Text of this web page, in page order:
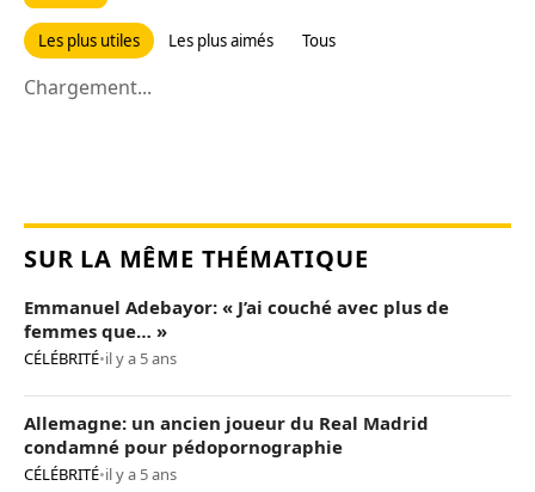
Les plus utiles Les plus aimés Tous
Chargement...
SUR LA MÊME THÉMATIQUE
Emmanuel Adebayor: « J’ai couché avec plus de
femmes que… »
CÉLÉBRITÉ•il y a 5 ans
Allemagne: un ancien joueur du Real Madrid
condamné pour pédopornographie
CÉLÉBRITÉ•il y a 5 ans